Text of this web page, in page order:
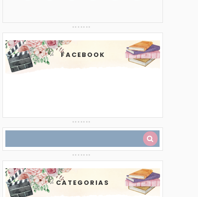
FACEBOOK
CATEGORIAS